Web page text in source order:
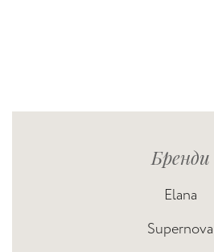
Бренди
Elana
Supernova